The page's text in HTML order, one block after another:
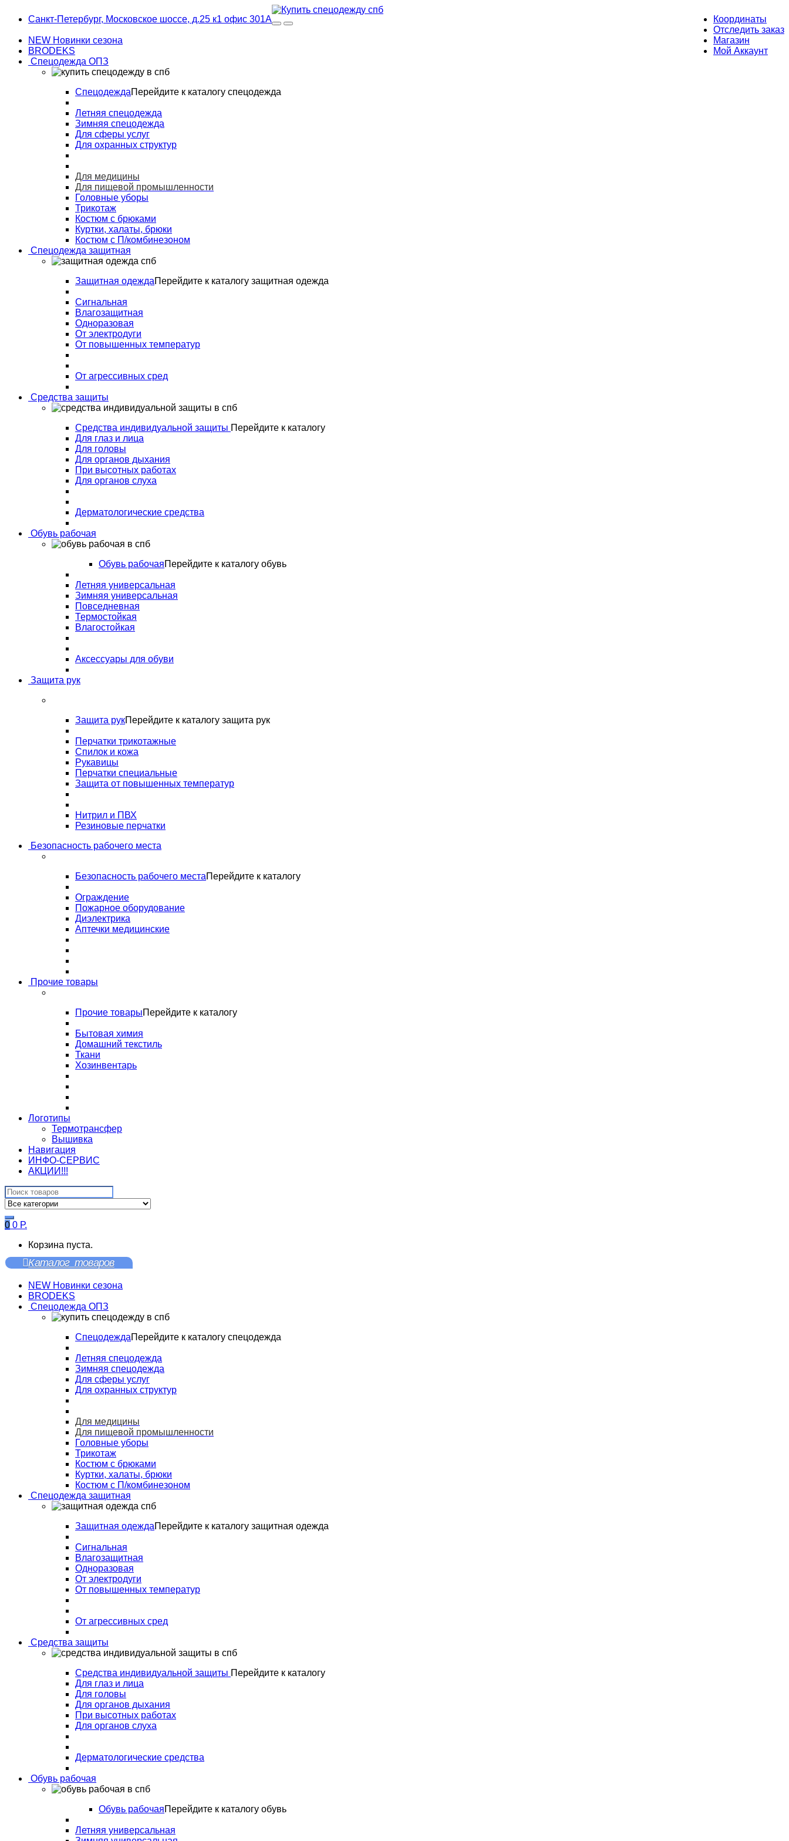
Санкт-Петербург, Московское шоссе, д.25 к1 офис 301А
Координаты
Отследить заказ
Магазин
Мой Аккаунт
NEW Новинки сезона
BRODEKS
Спецодежда ОПЗ
СпецодеждаПерейдите к каталогу спецодежда
Летняя спецодежда
Зимняя спецодежда
Для сферы услуг
Для охранных структур
Для медицины
Для пищевой промышленности
Головные уборы
Трикотаж
Костюм с брюками
Куртки, халаты, брюки
Костюм с П/комбинезоном
Спецодежда защитная
Защитная одеждаПерейдите к каталогу защитная одежда
Сигнальная
Влагозащитная
Одноразовая
От электродуги
От повышенных температур
От агрессивных сред
Средства защиты
Средства индивидуальной защиты Перейдите к каталогу
Для глаз и лица
Для головы
Для органов дыхания
При высотных работах
Для органов слуха
Дерматологические средства
Обувь рабочая
Обувь рабочаяПерейдите к каталогу обувь
Летняя универсальная
Зимняя универсальная
Повседневная
Термостойкая
Влагостойкая
Аксессуары для обуви
Защита рук
Защита рукПерейдите к каталогу защита рук
Перчатки трикотажные
Спилок и кожа
Рукавицы
Перчатки специальные
Защита от повышенных температур
Нитрил и ПВХ
Резиновые перчатки
Безопасность рабочего места
Безопасность рабочего местаПерейдите к каталогу
Ограждение
Пожарное оборудование
Диэлектрика
Аптечки медицинские
Прочие товары
Прочие товарыПерейдите к каталогу
Бытовая химия
Домашний текстиль
Ткани
Хозинвентарь
Логотипы
Термотрансфер
Вышивка
Навигация
ИНФО-СЕРВИС
АКЦИИ!!!
Search
for:
0 0 Р.
Корзина пуста.
Каталог товаров
NEW Новинки сезона
BRODEKS
Спецодежда ОПЗ
СпецодеждаПерейдите к каталогу спецодежда
Летняя спецодежда
Зимняя спецодежда
Для сферы услуг
Для охранных структур
Для медицины
Для пищевой промышленности
Головные уборы
Трикотаж
Костюм с брюками
Куртки, халаты, брюки
Костюм с П/комбинезоном
Спецодежда защитная
Защитная одеждаПерейдите к каталогу защитная одежда
Сигнальная
Влагозащитная
Одноразовая
От электродуги
От повышенных температур
От агрессивных сред
Средства защиты
Средства индивидуальной защиты Перейдите к каталогу
Для глаз и лица
Для головы
Для органов дыхания
При высотных работах
Для органов слуха
Дерматологические средства
Обувь рабочая
Обувь рабочаяПерейдите к каталогу обувь
Летняя универсальная